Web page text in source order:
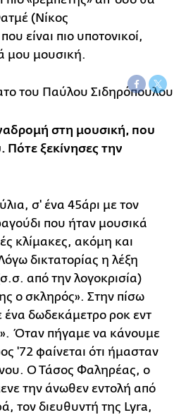
(Νίκος
είναι πιο υποτονικοί,
μου μουσική.
στη μουσική, που
Πότε ξεκίνησες την
σ' ένα 45άρι με τον
που ήταν μουσικά
κλίμακες, ακόμη και
δικτατορίας η λέξη
από την λογοκρισία)
ο σκληρός». Στην πίσω
ένα δωδεκάμετρο ροκ εντ
Όταν πήγαμε να κάνουμε
'72 φαίνεται ότι ήμασταν
Ο Τάσος Φαληρέας, ο
την άνωθεν εντολή από
τον διευθυντή της Lyra,